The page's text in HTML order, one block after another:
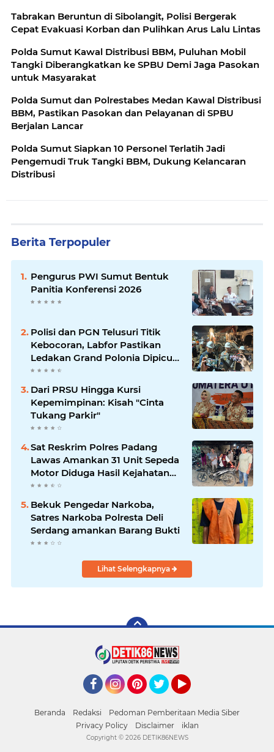
Tabrakan Beruntun di Sibolangit, Polisi Bergerak
Cepat Evakuasi Korban dan Pulihkan Arus Lalu Lintas
Polda Sumut Kawal Distribusi BBM, Puluhan Mobil
Tangki Diberangkatkan ke SPBU Demi Jaga Pasokan
untuk Masyarakat
Polda Sumut dan Polrestabes Medan Kawal Distribusi
BBM, Pastikan Pasokan dan Pelayanan di SPBU
Berjalan Lancar
Polda Sumut Siapkan 10 Personel Terlatih Jadi
Pengemudi Truk Tangki BBM, Dukung Kelancaran
Distribusi
Berita Terpopuler
Pengurus PWI Sumut Bentuk
Panitia Konferensi 2026
Polisi dan PGN Telusuri Titik
Kebocoran, Labfor Pastikan
Ledakan Grand Polonia Dipicu
Akumulasi Gas
Dari PRSU Hingga Kursi
Kepemimpinan: Kisah "Cinta
Tukang Parkir"
Sat Reskrim Polres Padang
Lawas Amankan 31 Unit Sepeda
Motor Diduga Hasil Kejahatan
dari Rumah Warga di Pasar
Latong
Bekuk Pengedar Narkoba,
Satres Narkoba Polresta Deli
Serdang amankan Barang Bukti
Lihat Selengkapnya
Beranda Redaksi
Pedoman Pemberitaan Media Siber
Privacy Policy
Disclaimer iklan
Copyright © 2026 DETIK86NEWS